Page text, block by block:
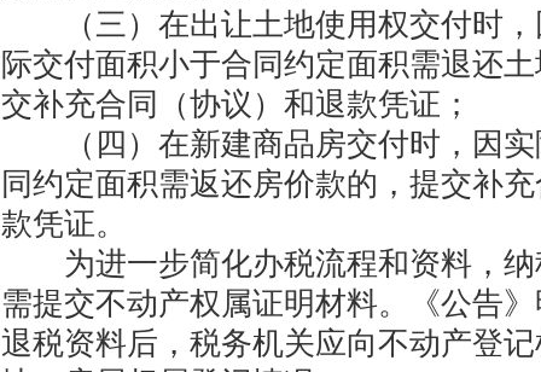
（三）在出让土地使用权交付时，
际交付面积小于合同约定面积需退还
交补充合同（协议）和退款凭证；
（四）在新建商品房交付时，因实
同约定面积需返还房价款的，提交补
款凭证。
为进一步简化办税流程和资料，纳
需提交不动产权属证明材料。《公告
退税资料后，税务机关应向不动产登